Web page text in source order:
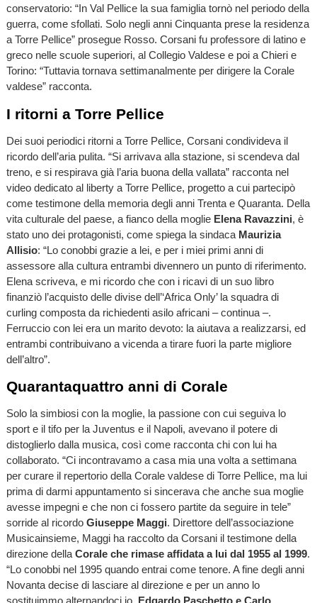
conservatorio: “In Val Pellice la sua famiglia tornò nel periodo della
guerra, come sfollati. Solo negli anni Cinquanta prese la residenza
a Torre Pellice” prosegue Rosso. Corsani fu professore di latino e
greco nelle scuole superiori, al Collegio Valdese e poi a Chieri e
Torino: “Tuttavia tornava settimanalmente per dirigere la Corale
valdese” racconta.
I ritorni a Torre Pellice
Dei suoi periodici ritorni a Torre Pellice, Corsani condivideva il
ricordo dell’aria pulita. “Si arrivava alla stazione, si scendeva dal
treno, e si respirava già l’aria buona della vallata” racconta nel
video dedicato al liberty a Torre Pellice, progetto a cui partecipò
come testimone della memoria degli anni Trenta e Quaranta. Della
vita culturale del paese, a fianco della moglie Elena Ravazzini, è
stato uno dei protagonisti, come spiega la sindaca Maurizia
Allisio: “Lo conobbi grazie a lei, e per i miei primi anni di
assessore alla cultura entrambi divennero un punto di riferimento.
Elena scriveva, e mi ricordo che con i ricavi di un suo libro
finanziò l’acquisto delle divise dell’‘Africa Only’ la squadra di
curling composta da richiedenti asilo africani – continua –.
Ferruccio con lei era un marito devoto: la aiutava a realizzarsi, ed
entrambi contribuivano a vicenda a tirare fuori la parte migliore
dell’altro”.
Quarantaquattro anni di Corale
Solo la simbiosi con la moglie, la passione con cui seguiva lo
sport e il tifo per la Juventus e il Napoli, avevano il potere di
distoglierlo dalla musica, così come racconta chi con lui ha
collaborato. “Ci incontravamo a casa mia una volta a settimana
per curare il repertorio della Corale valdese di Torre Pellice, ma lui
prima di darmi appuntamento si sincerava che anche sua moglie
avesse impegni e che non ci fossero partite da seguire in tele”
sorride al ricordo Giuseppe Maggi. Direttore dell’associazione
Musicainsieme, Maggi ha raccolto da Corsani il testimone della
direzione della Corale che rimase affidata a lui dal 1955 al 1999.
“Lo conobbi nel 1995 quando entrai come tenore. A fine degli anni
Novanta decise di lasciare al direzione e per un anno lo